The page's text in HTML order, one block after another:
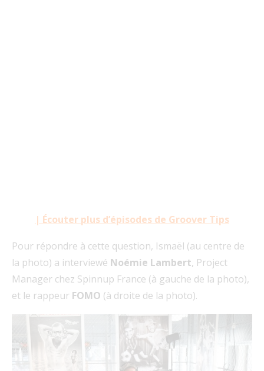
| Écouter plus d’épisodes de Groover Tips
Pour répondre à cette question, Ismaël (au centre de
la photo) a interviewé Noémie Lambert, Project
Manager chez Spinnup France (à gauche de la photo),
et le rappeur FOMO (à droite de la photo).